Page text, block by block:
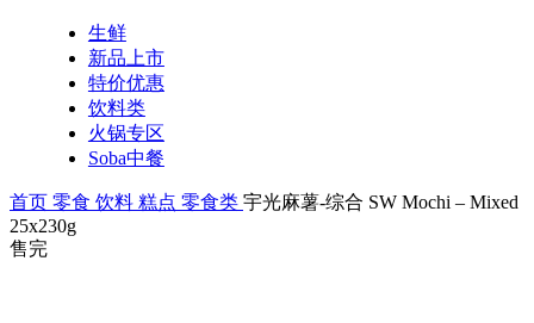
生鲜
新品上市
特价优惠
饮料类
火锅专区
Soba中餐
首页 零食 饮料 糕点 零食类 宇光麻薯-综合 SW Mochi – Mixed
25x230g
售完